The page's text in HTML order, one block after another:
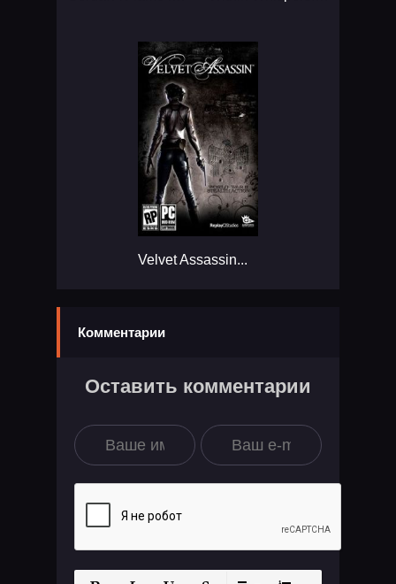
Velvet Assassin...
Комментарии
Оставить комментарии